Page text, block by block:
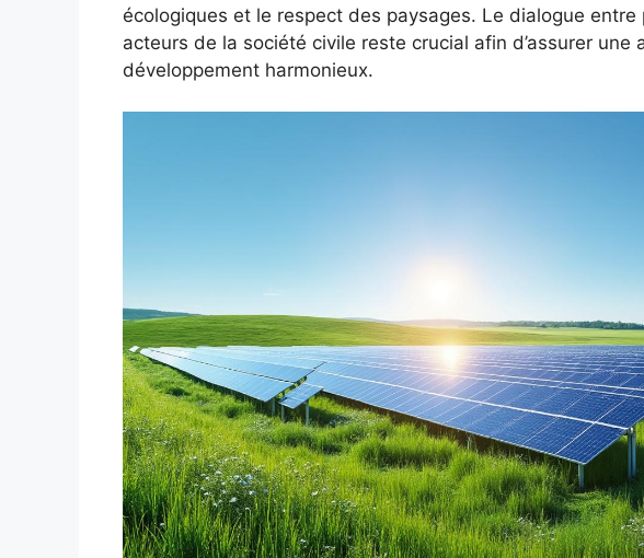
écologiques et le respect des paysages. Le dialogue
acteurs de la société civile reste crucial afin d’assurer une
développement harmonieux.